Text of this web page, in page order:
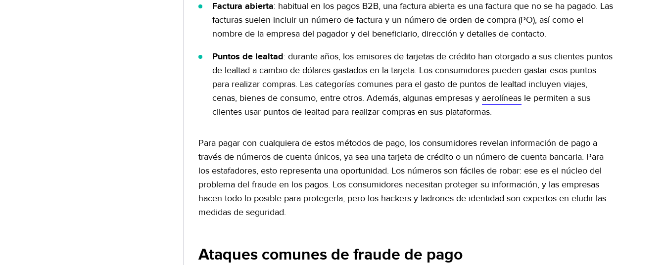
Factura abierta: habitual en los pagos B2B, una factura abierta es una factura que no se ha pagado. Las
facturas suelen incluir un número de factura y un número de orden de compra (PO), así como el
nombre de la empresa del pagador y del beneficiario, dirección y detalles de contacto.
Puntos de lealtad: durante años, los emisores de tarjetas de crédito han otorgado a sus clientes puntos
de lealtad a cambio de dólares gastados en la tarjeta. Los consumidores pueden gastar esos puntos
para realizar compras. Las categorías comunes para el gasto de puntos de lealtad incluyen viajes,
cenas, bienes de consumo, entre otros. Además, algunas empresas y aerolíneas le permiten a sus
clientes usar puntos de lealtad para realizar compras en sus plataformas.
Para pagar con cualquiera de estos métodos de pago, los consumidores revelan información de pago a
través de números de cuenta únicos, ya sea una tarjeta de crédito o un número de cuenta bancaria. Para
los estafadores, esto representa una oportunidad. Los números son fáciles de robar: ese es el núcleo del
problema del fraude en los pagos. Los consumidores necesitan proteger su información, y las empresas
hacen todo lo posible para protegerla, pero los hackers y ladrones de identidad son expertos en eludir las
medidas de seguridad.
Ataques comunes de fraude de pago